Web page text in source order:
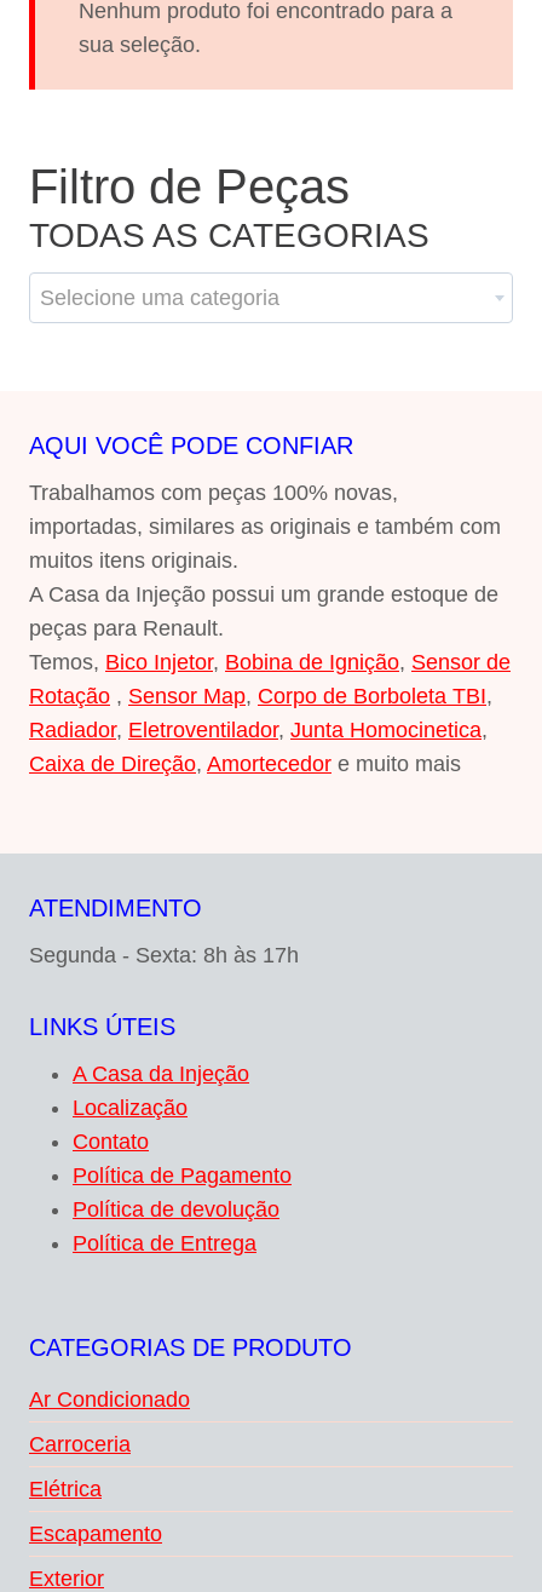
Nenhum produto foi encontrado para a
sua seleção.
Filtro de Peças
TODAS AS CATEGORIAS
Selecione uma categoria
AQUI VOCÊ PODE CONFIAR
Trabalhamos com peças 100% novas,
importadas, similares as originais e também com
muitos itens originais.
A Casa da Injeção possui um grande estoque de
peças para Renault.
Temos, Bico Injetor, Bobina de Ignição, Sensor de
Rotação , Sensor Map, Corpo de Borboleta TBI,
Radiador, Eletroventilador, Junta Homocinetica,
Caixa de Direção, Amortecedor e muito mais
ATENDIMENTO
Segunda - Sexta: 8h às 17h
LINKS ÚTEIS
A Casa da Injeção
Localização
Contato
Política de Pagamento
Política de devolução
Política de Entrega
CATEGORIAS DE PRODUTO
Ar Condicionado
Carroceria
Elétrica
Escapamento
Exterior